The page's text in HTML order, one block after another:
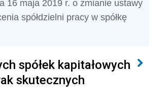
16 maja 2019 r. o zmianie ustawy
spółdzielni pracy w spółkę
spółek kapitałowych
skutecznych